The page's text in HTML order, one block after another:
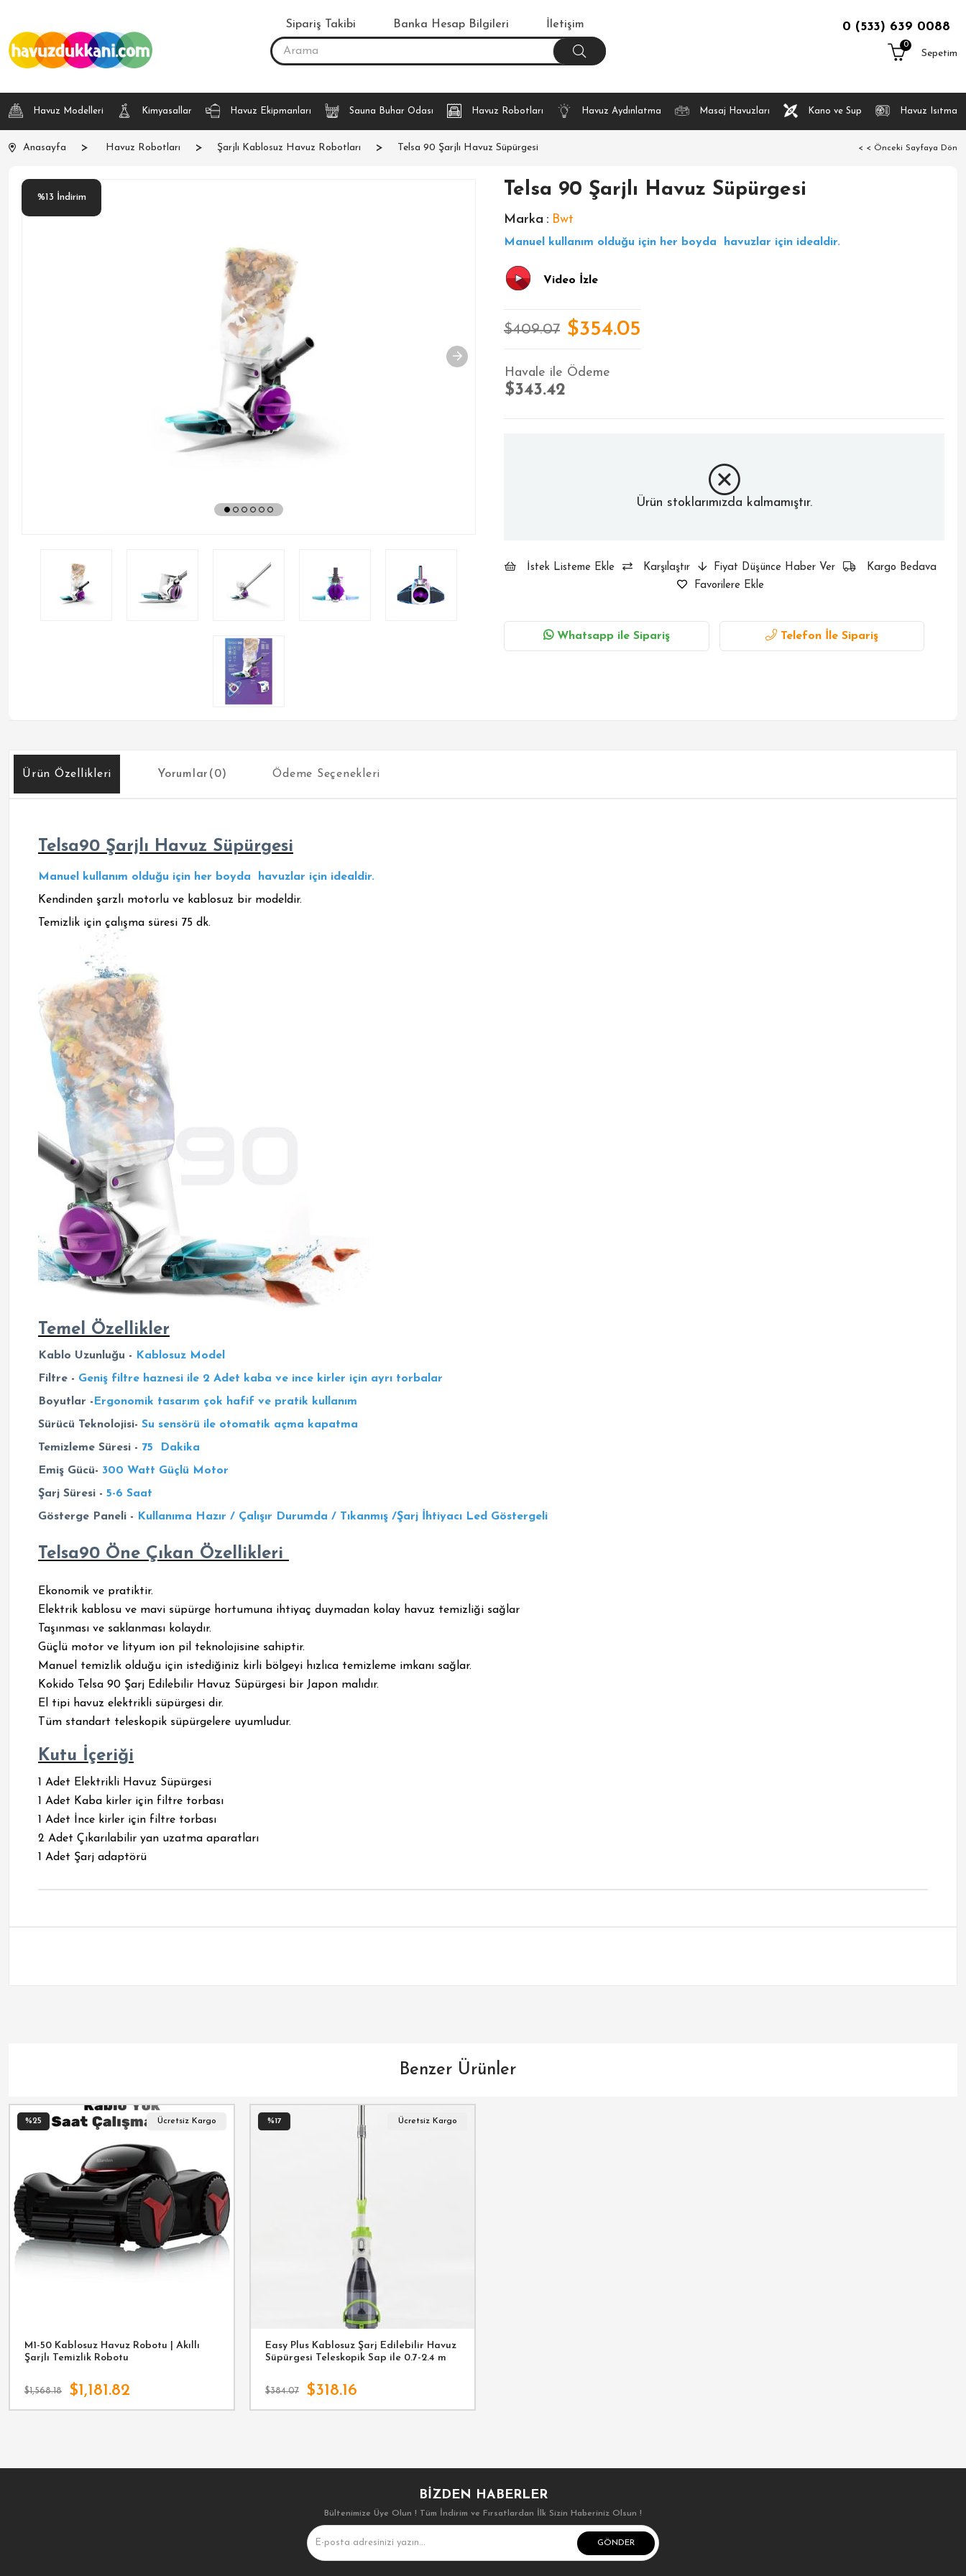
0 (533) 639 0088
Sepetim
0
Sipariş Takibi Banka Hesap Bilgileri İletişim
Havuz Modelleri Kimyasallar Havuz Ekipmanları Sauna Buhar Odası Havuz Robotları Havuz Aydınlatma Masaj Havuzları Kano ve Sup Havuz Isıtma
Anasayfa Havuz Robotları Şarjlı Kablosuz Havuz Robotları Telsa 90 Şarjlı Havuz Süpürgesi < < Önceki Sayfaya Dön
%13 İndirim Telsa 90 Şarjlı Havuz Süpürgesi
Marka : Bwt
Manuel kullanım olduğu için her boyda havuzlar için idealdir.
Video İzle
$409.07 $354.05
Havale ile Ödeme
$343.42
Ürün stoklarımızda kalmamıştır.
İstek Listeme Ekle Karşılaştır Fiyat Düşünce Haber Ver
Kargo Bedava
Favorilere Ekle
Whatsapp ile Sipariş Telefon İle Sipariş
Ürün Özellikleri Yorumlar (0) Ödeme Seçenekleri
Telsa90 Şarjlı Havuz Süpürgesi
Manuel kullanım olduğu için her boyda havuzlar için idealdir.
Kendinden şarzlı motorlu ve kablosuz bir modeldir.
Temizlik için çalışma süresi 75 dk.
Temel Özellikler
Kablo Uzunluğu -
Kablosuz Model
Filtre - Geniş filtre haznesi ile 2 Adet kaba ve ince kirler için ayrı torbalar
Boyutlar - Ergonomik tasarım çok hafif ve pratik kullanım
Sürücü Teknolojisi- Su sensörü ile otomatik açma kapatma
Temizleme Süresi - 75 Dakika
Emiş Gücü- 300 Watt Güçlü Motor
Şarj Süresi - 5-6 Saat
Gösterge Paneli - Kullanıma Hazır / Çalışır Durumda / Tıkanmış /Şarj İhtiyacı Led Göstergeli
Telsa90 Öne Çıkan Özellikleri
Ekonomik ve pratiktir.
Elektrik kablosu ve mavi süpürge hortumuna ihtiyaç duymadan kolay havuz temizliği sağlar
Taşınması ve saklanması kolaydır.
Güçlü motor ve lityum ion pil teknolojisine sahiptir.
Manuel temizlik olduğu için istediğiniz kirli bölgeyi hızlıca temizleme imkanı sağlar.
Kokido Telsa 90 Şarj Edilebilir Havuz Süpürgesi bir Japon malıdır.
El tipi havuz elektrikli süpürgesi dir.
Tüm standart teleskopik süpürgelere uyumludur.
Kutu İçeriği
1 Adet Elektrikli Havuz Süpürgesi
1 Adet Kaba kirler için filtre torbası
1 Adet İnce kirler için filtre torbası
2 Adet Çıkarılabilir yan uzatma aparatları
1 Adet Şarj adaptörü
Benzer Ürünler
M1-50 Kablosuz Havuz Robotu | Akıllı
Şarjlı Temizlik Robotu
$1,181.82
$1,568.18
Ücretsiz Kargo
%25
Easy Plus Kablosuz Şarj Edilebilir Havuz
Süpürgesi Teleskopik Sap ile 0.7-2.4 m
$318.16
$384.07
Ücretsiz Kargo
%17
BIZDEN HABERLER
Bültenimize Üye Olun ! Tüm İndirim ve Fırsatlardan İlk Sizin Haberiniz Olsun !
GÖNDER